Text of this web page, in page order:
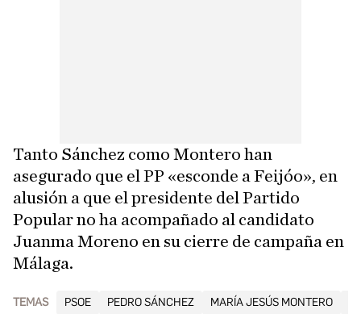
Tanto Sánchez como Montero han
asegurado que el PP «esconde a Feijóo», en
alusión a que el presidente del Partido
Popular no ha acompañado al candidato
Juanma Moreno en su cierre de campaña en
Málaga.
TEMAS PSOE PEDRO SÁNCHEZ MARÍA JESÚS MONTERO